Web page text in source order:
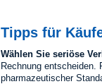
Tipps für
Wählen Sie seriöse
Rechnung entscheiden.
pharmazeutischer